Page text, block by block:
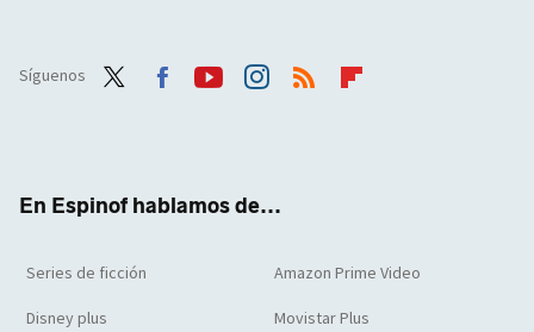
Síguenos
En Espinof hablamos de...
Series de ficción Amazon Prime Video
Disney plus Movistar Plus